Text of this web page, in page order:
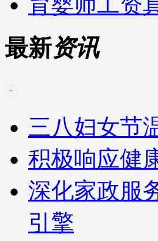
最新资讯
三八妇女节
积极响应健
深化家政服
引擎